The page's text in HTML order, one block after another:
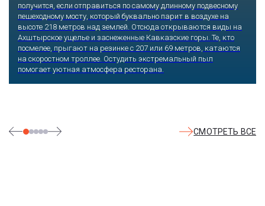
что-то интересное, достойное занять значительное место в его
памяти и сердце. В парке множество привлекательных
скульптур, он всегда утопает в зелени и цветах. Не сосчитать
детских радостей: горок, каруселей, различных аттракционов.
Здесь комфортно заниматься спортом: есть теннисные корты и
уличные тренажеры.
СМОТРЕТЬ ВСЕ